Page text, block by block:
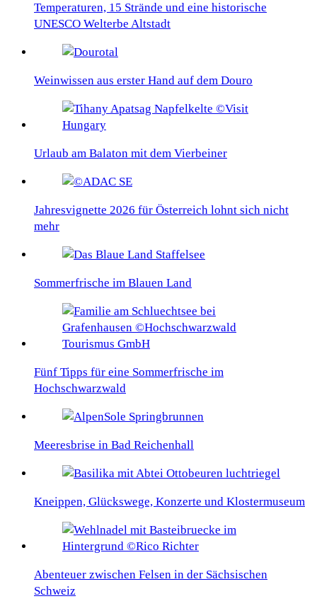
Temperaturen, 15 Strände und eine historische
UNESCO Welterbe Altstadt
Weinwissen aus erster Hand auf dem Douro
Urlaub am Balaton mit dem Vierbeiner
Jahresvignette 2026 für Österreich lohnt sich nicht
mehr
Sommerfrische im Blauen Land
Fünf Tipps für eine Sommerfrische im
Hochschwarzwald
Meeresbrise in Bad Reichenhall
Kneippen, Glückswege, Konzerte und Klostermuseum
Abenteuer zwischen Felsen in der Sächsischen
Schweiz